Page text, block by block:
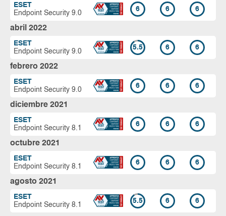
ESET
Endpoint Security 9.0
6 6 6
abril 2022
ESET
Endpoint Security 9.0
5.5 6 6
febrero 2022
ESET
Endpoint Security 9.0
6 6 6
diciembre 2021
ESET
Endpoint Security 8.1
6 6 6
octubre 2021
ESET
Endpoint Security 8.1
6 6 6
agosto 2021
ESET
Endpoint Security 8.1
5.5 6 6